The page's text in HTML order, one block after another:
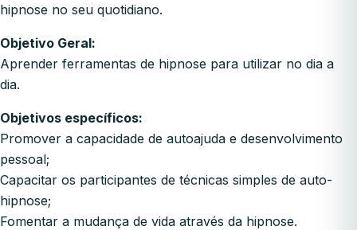
hipnose no seu quotidiano.
Objetivo Geral:
Aprender ferramentas de hipnose para utilizar no dia a
dia.
Objetivos específicos:
Promover a capacidade de autoajuda e desenvolvimento
pessoal;
Capacitar os participantes de técnicas simples de auto-
hipnose;
Fomentar a mudança de vida através da hipnose.